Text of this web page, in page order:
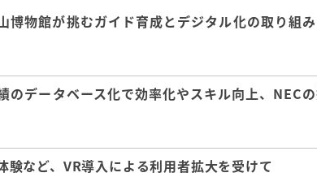
物館が挑むガイド育成とデジタル化の取り組
データベース化で効率化やスキル向上、NEC
など、VR導入による利用者拡大を受けて